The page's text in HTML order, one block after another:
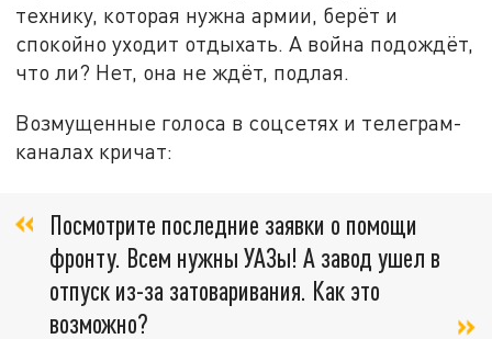
технику, которая нужна армии, берёт и
спокойно уходит отдыхать. А война подождёт,
что ли? Нет, она не ждёт, подлая.
Возмущенные голоса в соцсетях и телеграм-
каналах кричат:
Посмотрите последние заявки о помощи
фронту. Всем нужны УАЗы! А завод ушел в
отпуск из-за затоваривания. Как это
возможно?